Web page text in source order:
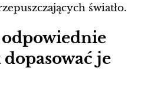
światło.
je